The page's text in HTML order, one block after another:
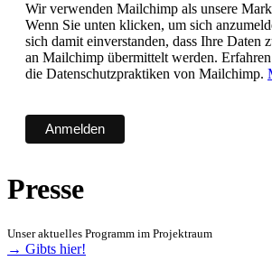
Wir verwenden Mailchimp als unsere
Wenn Sie unten klicken, um sich
sich damit einverstanden, dass Ihre Daten
an Mailchimp übermittelt werden.
die Datenschutzpraktiken von Mailchimp.
Presse
Unser aktuelles Programm im Projektraum
→ Gibts hier!